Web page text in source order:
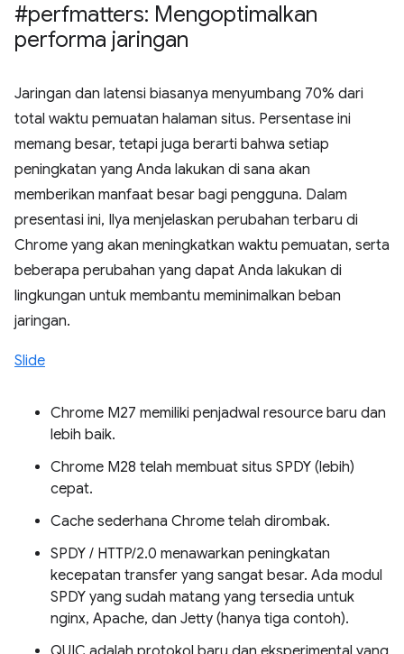
#perfmatters: Mengoptimalkan
performa jaringan
Jaringan dan latensi biasanya menyumbang 70% dari
total waktu pemuatan halaman situs. Persentase ini
memang besar, tetapi juga berarti bahwa setiap
peningkatan yang Anda lakukan di sana akan
memberikan manfaat besar bagi pengguna. Dalam
presentasi ini, Ilya menjelaskan perubahan terbaru di
Chrome yang akan meningkatkan waktu pemuatan, serta
beberapa perubahan yang dapat Anda lakukan di
lingkungan untuk membantu meminimalkan beban
jaringan.
Slide
Chrome M27 memiliki penjadwal resource baru dan
lebih baik.
Chrome M28 telah membuat situs SPDY (lebih)
cepat.
Cache sederhana Chrome telah dirombak.
SPDY / HTTP/2.0 menawarkan peningkatan
kecepatan transfer yang sangat besar. Ada modul
SPDY yang sudah matang yang tersedia untuk
nginx, Apache, dan Jetty (hanya tiga contoh).